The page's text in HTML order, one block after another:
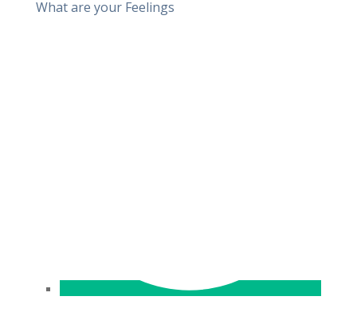
What are your Feelings